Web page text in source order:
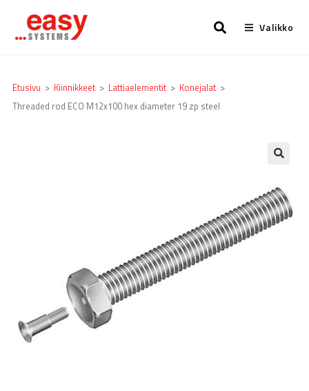
Valikko
Etusivu > Kiinnikkeet > Lattia­elementit > Konejalat >
Threaded rod ECO M12x100 hex diameter 19 zp steel